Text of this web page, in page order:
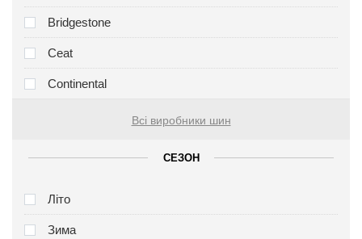
Bridgestone
Ceat
Continental
Всі виробники шин
СЕЗОН
Літо
Зима